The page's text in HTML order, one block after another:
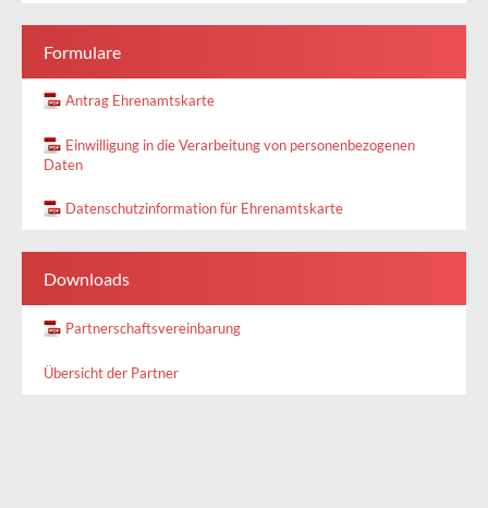
Formulare
Antrag Ehrenamtskarte
Einwilligung in die Verarbeitung von personenbezogenen
Daten
Datenschutzinformation für Ehrenamtskarte
Downloads
Partnerschaftsvereinbarung
Übersicht der Partner